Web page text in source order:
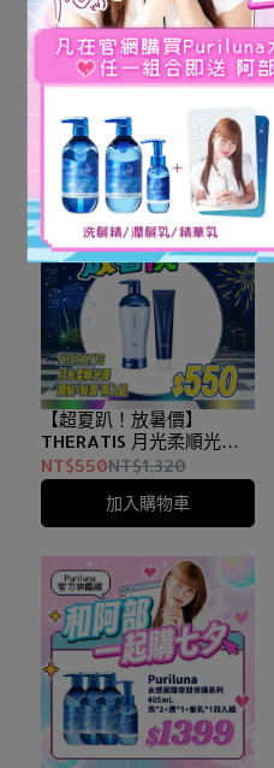
【超夏趴！放暑價】hiritu
平衡修護保濕鎖水胺基酸
加入購物車
【超夏趴！放暑價】
THERATIS 月光柔順光澤
潤髮+髮膜 兩入組
NT$550NT$1,320
加入購物車